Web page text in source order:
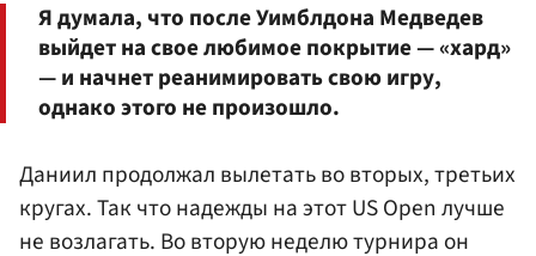
Я думала, что после Уимблдона Медведев
выйдет на свое любимое покрытие — «хард»
— и начнет реанимировать свою игру,
однако этого не произошло.
Даниил продолжал вылетать во вторых, третьих
кругах. Так что надежды на этот US Open лучше
не возлагать. Во вторую неделю турнира он